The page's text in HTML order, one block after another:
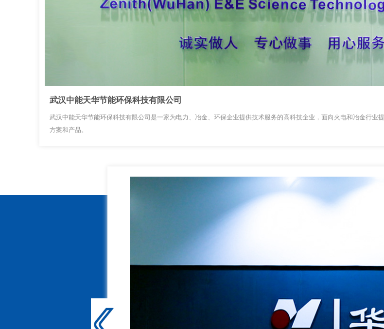
武汉中能天华节能环保科技有限公司
武汉中能天华节能环保科技有限公司是一家为电力、冶金、环保企业提供技术服务的高科技企业，面向火电和冶金行业
方案和产品。